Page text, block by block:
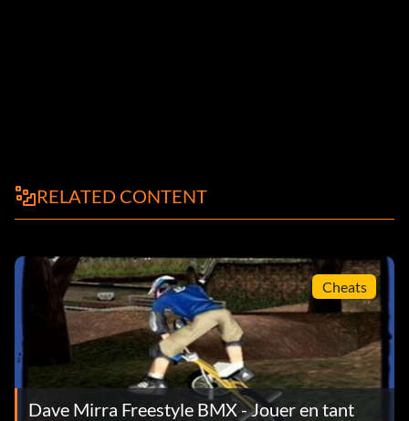
RELATED CONTENT
Cheats
Dave Mirra Freestyle BMX - Jouer en tant